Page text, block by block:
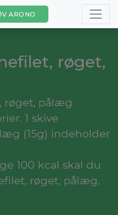
ARONO
røget,
røget, pålæg
1 skive
(15g) indeholder
100 kcal skal du
røget, pålæg.